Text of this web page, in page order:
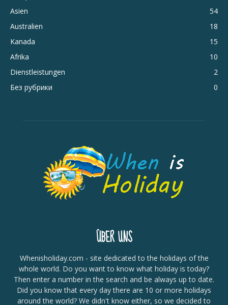
Asien
54
Australien
18
Kanada
15
Afrika
10
Dienstleistungen
2
Без рубрики
0
ÜBER UNS
Whenisholiday.com - site dedicated to the holidays of the
whole world. Do you want to know what holiday is today?
Then enter a number in the search and be always up to date.
Did you know that every day there are 10 or more holidays
around the world? We didn't know either, so we decided to